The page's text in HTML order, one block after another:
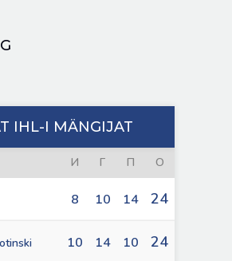
IHL-I MÄNGIJAT
И Г П О
8 10 14 24
10 14 10 24